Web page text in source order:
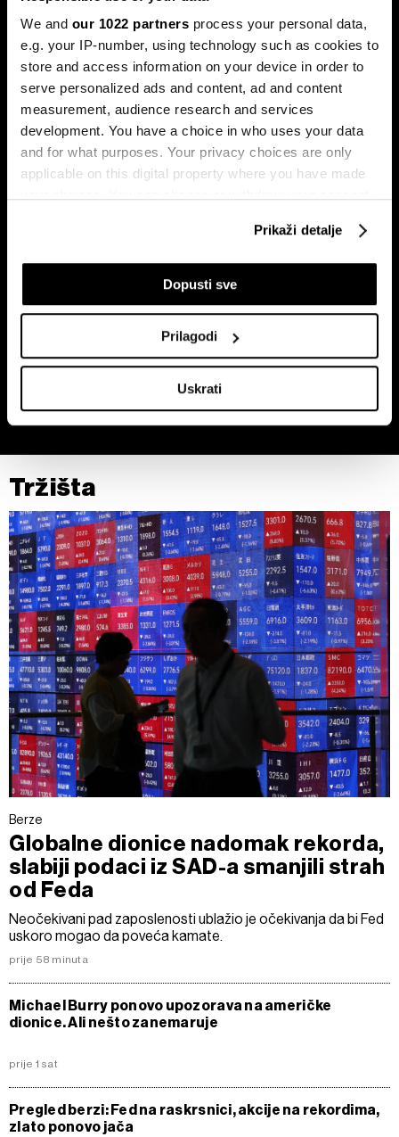
We and our 1022 partners process your personal data,
e.g. your IP-number, using technology such as cookies to
store and access information on your device in order to
serve personalized ads and content, ad and content
measurement, audience research and services
development. You have a choice in who uses your data
and for what purposes. Your privacy choices are only
applicable on this digital property where you have made
If you allow, we would also like to:
Collect information about your geographical
Identify your device by actively scanning it for
specific characteristics (fingerprinting)
Find out more about how your personal data is processed
Zajednički voditelji obrade su HD-WIN ARENA SPORT
o vašim pravima pročitajte u našojPolitici privatnosti, a
o kolačićima i drugim sličnim tehnologijama uPolitici
kolačića. Kolačiće u bilo kojem trenutku možete ponovno
ažurirati klikom na „Prikaži detalje“. Privolu možete u bilo
kojem trenutku povući bez negativnih posljedica.
Prikaži detalje
Dopusti sve
Prilagodi
Uskrati
Sezona rezultata u fokusu:
Končar predvodi regiju
Globalne berze tresu rizici,
regionalni prvaci nižu rekorde
Zašto bi kava mogla ostati skupa
još najmanje dvije godine
Bitka za Addiko ulazi u
završnicu, na svjetskim tržištima
vlada oprez
Tržišta
Berze
Globalne dionice nadomak rekorda,
slabiji podaci iz SAD-a smanjili strah
od Feda
Neočekivani pad zaposlenosti ublažio je očekivanja da bi Fed
uskoro mogao da poveća kamate.
prije 58 minuta
Michael Burry ponovo upozorava na američke
dionice. Ali nešto zanemaruje
prije 1 sat
Pregled berzi: Fed na raskrsnici, akcije na rekordima,
zlato ponovo jača